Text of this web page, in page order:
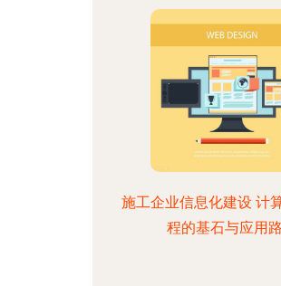
施工企业信息化建设 计
程的基石与应用